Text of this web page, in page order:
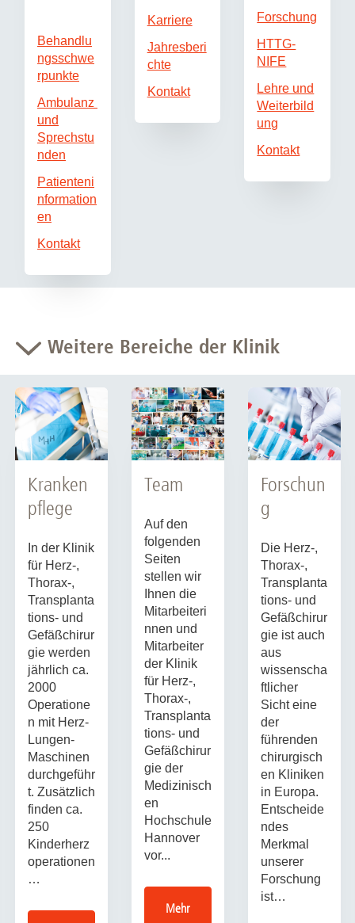
Behandlu
ngsschwe
rpunkte
Ambulanz
und
Sprechstu
nden
Patienteni
nformation
en
Kontakt
Karriere
Jahresberi
chte
Kontakt
Forschung
HTTG-
NIFE
Lehre und
Weiterbild
ung
Kontakt
Weitere Bereiche der Klinik
Kranken
pflege
In der Klinik
für Herz-,
Thorax-,
Transplanta
tions- und
Gefäßchirur
gie werden
jährlich ca.
2000
Operatione
n mit Herz-
Lungen-
Maschinen
durchgeführ
t. Zusätzlich
finden ca.
250
Kinderherz
operationen
…
Team
Auf den
folgenden
Seiten
stellen wir
Ihnen die
Mitarbeiteri
nnen und
Mitarbeiter
der Klinik
für Herz-,
Thorax-,
Transplanta
tions- und
Gefäßchirur
gie der
Medizinisch
en
Hochschule
Hannover
vor...
Mehr
Forschun
g
Die Herz-,
Thorax-,
Transplanta
tions- und
Gefäßchirur
gie ist auch
aus
wissenscha
ftlicher
Sicht eine
der
führenden
chirurgisch
en Kliniken
in Europa.
Entscheide
ndes
Merkmal
unserer
Forschung
ist…